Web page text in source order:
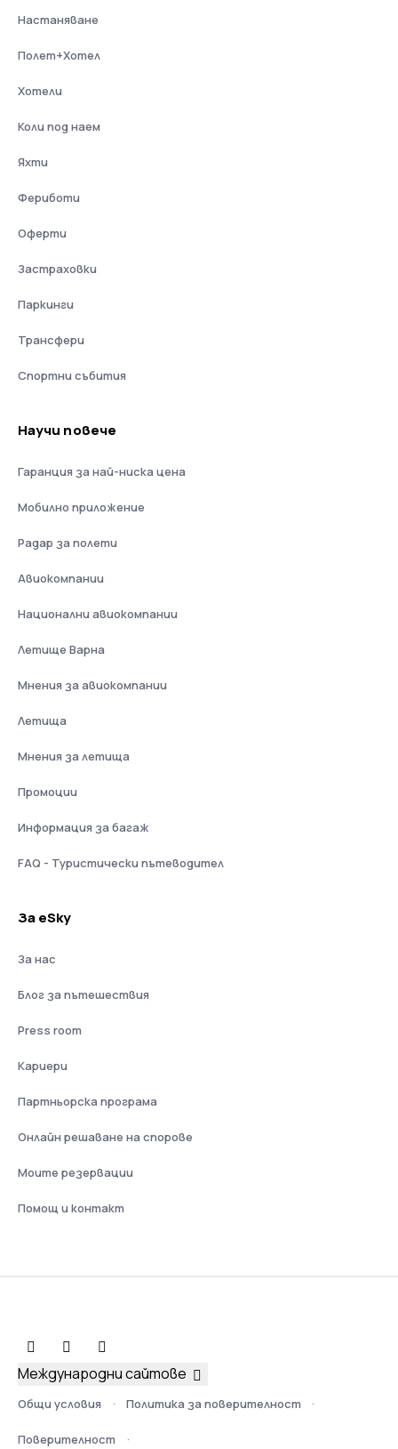
Настаняване
Полет+Хотел
Хотели
Коли под наем
Яхти
Фериботи
Оферти
Застраховки
Паркинги
Трансфери
Спортни събития
Научи повече
Гаранция за най-ниска цена
Мобилно приложение
Радар за полети
Авиокомпании
Национални авиокомпании
Летище Варна
Мнения за авиокомпании
Летища
Мнения за летища
Промоции
Информация за багаж
FAQ - Туристически пътеводител
За eSky
За нас
Блог за пътешествия
Press room
Кариери
Партньорска програма
Онлайн решаване на спорове
Моите резервации
Помощ и контакт
Общи условия Политика за поверителност
Поверителност
Международни сайтове